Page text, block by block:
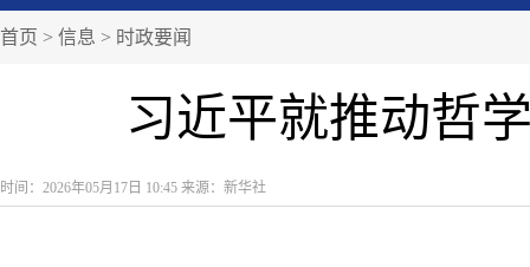
首页 > 信息 > 时政要闻
习近平就推动哲
时间：2026年05月17日 10:45 来源：新华社